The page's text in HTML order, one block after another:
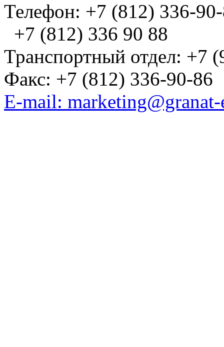
Телефон: +7 (812) 336-
+7 (812) 336 90 88
Транспортный отдел: +7
Факс: +7 (812) 336-90-86
E-mail: